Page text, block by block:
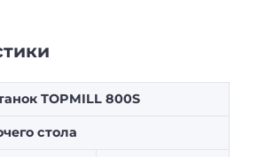
TOPMILL 800S
стола